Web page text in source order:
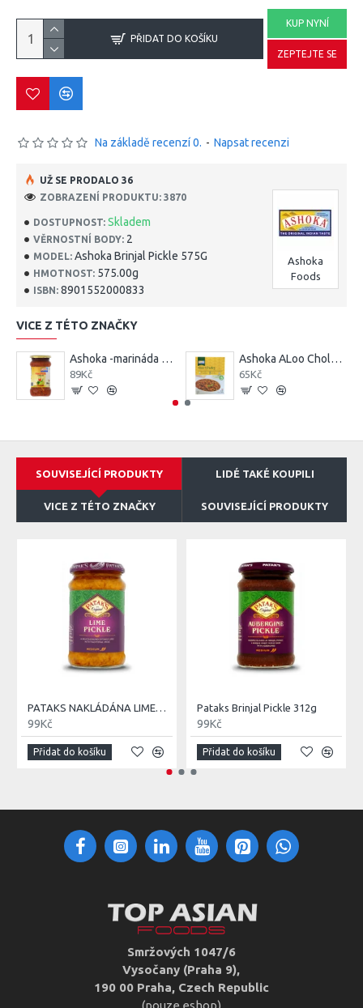
DOSTUPNOST: Skladem
VĚRNOSTNÍ BODY: 2
MODEL: Ashoka Brinjal Pickle 575G
HMOTNOST: 575.00g
ISBN: 8901552000833
Ashoka
Foods
UŽ SE PRODALO 36
ZOBRAZENÍ PRODUKTU: 3870
Na základě recenzí 0. - Napsat recenzi
PŘIDAT DO KOŠÍKU
KUP NYNÍ
ZEPTEJTE SE
VICE Z TÉTO ZNAČKY
Ashoka -marináda mix v olivovém oleji 300g
89Kč
Ashoka ALoo Choley (280g)
65Kč
SOUVISEJÍCÍ PRODUKTY LIDÉ TAKÉ KOUPILI
VICE Z TÉTO ZNAČKY SOUVISEJÍCÍ PRODUKTY
PATAKS NAKLÁDÁNA LIMETKA 283G
99Kč
Přidat do košíku
Pataks Brinjal Pickle 312g
99Kč
Přidat do košíku
Smržových 1047/6
Vysočany (Praha 9),
190 00 Praha, Czech Republic
(pouze eshop)